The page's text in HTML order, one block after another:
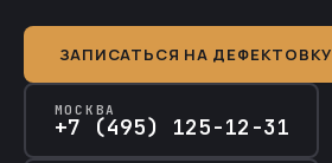
ЗАПИСАТЬСЯ НА ДЕФЕКТОВКУ
МОСКВА
+7 (495) 125-12-31